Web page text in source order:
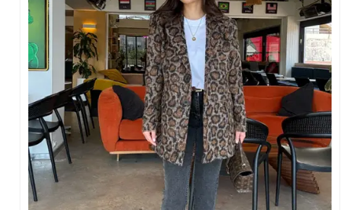
Crop & Atlet
Sweatshirt
Hırka
Çanta
Kazak & Triko
Yelek
Alt Giyim